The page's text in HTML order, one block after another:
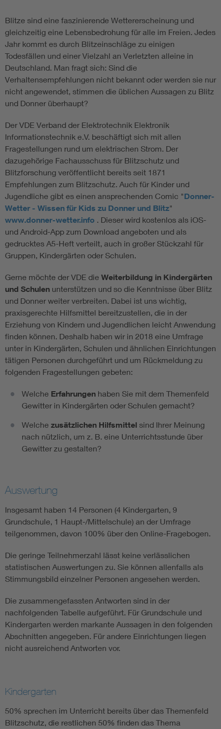
Blitze sind eine faszinierende Wettererscheinung und
gleichzeitig eine Lebensbedrohung für alle im Freien. Jedes
Jahr kommt es durch Blitzeinschläge zu einigen
Todesfällen und einer Vielzahl an Verletzten alleine in
Deutschland. Man fragt sich: Sind die
Verhaltensempfehlungen nicht bekannt oder werden sie nur
nicht angewendet, stimmen die üblichen Aussagen zu Blitz
und Donner überhaupt?
Der VDE Verband der Elektrotechnik Elektronik
Informationstechnik e.V. beschäftigt sich mit allen
Fragestellungen rund um elektrischen Strom. Der
dazugehörige Fachausschuss für Blitzschutz und
Blitzforschung veröffentlicht bereits seit 1871
Empfehlungen zum Blitzschutz. Auch für Kinder und
Jugendliche gibt es einen ansprechenden Comic "Donner-
Wetter - Wissen für Kids zu Donner und Blitz"
www.donner-wetter.info . Dieser wird kostenlos als iOS-
und Android-App zum Download angeboten und als
gedrucktes A5-Heft verteilt, auch in großer Stückzahl für
Gruppen, Kindergärten oder Schulen.
Gerne möchte der VDE die Weiterbildung in Kindergärten
und Schulen unterstützen und so die Kenntnisse über Blitz
und Donner weiter verbreiten. Dabei ist uns wichtig,
praxisgerechte Hilfsmittel bereitzustellen, die in der
Erziehung von Kindern und Jugendlichen leicht Anwendung
finden können. Deshalb haben wir in 2018 eine Umfrage
unter in Kindergärten, Schulen und ähnlichen Einrichtungen
tätigen Personen durchgeführt und um Rückmeldung zu
folgenden Fragestellungen gebeten:
Welche Erfahrungen haben Sie mit dem Themenfeld
Gewitter in Kindergärten oder Schulen gemacht?
Welche zusätzlichen Hilfsmittel sind Ihrer Meinung
nach nützlich, um z. B. eine Unterrichtsstunde über
Gewitter zu gestalten?
Auswertung
Insgesamt haben 14 Personen (4 Kindergarten, 9
Grundschule, 1 Haupt-/Mittelschule) an der Umfrage
teilgenommen, davon 100% über den Online-Fragebogen.
Die geringe Teilnehmerzahl lässt keine verlässlichen
statistischen Auswertungen zu. Sie können allenfalls als
Stimmungsbild einzelner Personen angesehen werden.
Die zusammengefassten Antworten sind in der
nachfolgenden Tabelle aufgeführt. Für Grundschule und
Kindergarten werden markante Aussagen in den folgenden
Abschnitten angegeben. Für andere Einrichtungen liegen
nicht ausreichend Antworten vor.
Kindergarten
50% sprechen im Unterricht bereits über das Themenfeld
Blitzschutz, die restlichen 50% finden das Thema